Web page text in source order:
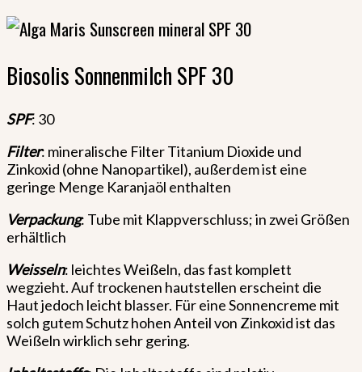
Biosolis Sonnenmilch SPF 30
SPF: 30
Filter: mineralische Filter Titanium Dioxide und
Zinkoxid (ohne Nanopartikel), außerdem ist eine
geringe Menge Karanjaöl enthalten
Verpackung: Tube mit Klappverschluss; in zwei Größen
erhältlich
Weisseln: leichtes Weißeln, das fast komplett
wegzieht. Auf trockenen hautstellen erscheint die
Haut jedoch leicht blasser. Für eine Sonnencreme mit
solch gutem Schutz hohen Anteil von Zinkoxid ist das
Weißeln wirklich sehr gering.